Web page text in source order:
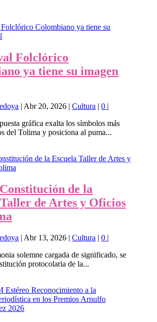
Folclórico
ya tiene su imagen
| Abr 20, 2026 |Cultura |0 |
gráfica exalta los símbolos más
del Tolima y posiciona al puma...
de la
de Artes y Oficios
| Abr 13, 2026 |Cultura |0 |
solemne cargada de significado, se
protocolaria de la...